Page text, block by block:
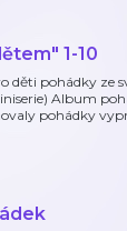
1-10
pohádky ze
Album
pohádky